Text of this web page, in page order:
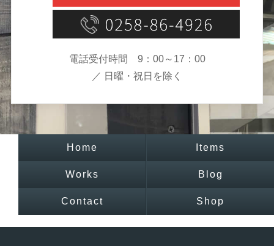
電話受付時間 9：00～17：00
／ 日曜・祝日を除く
Home Items
Works Blog
Contact Shop